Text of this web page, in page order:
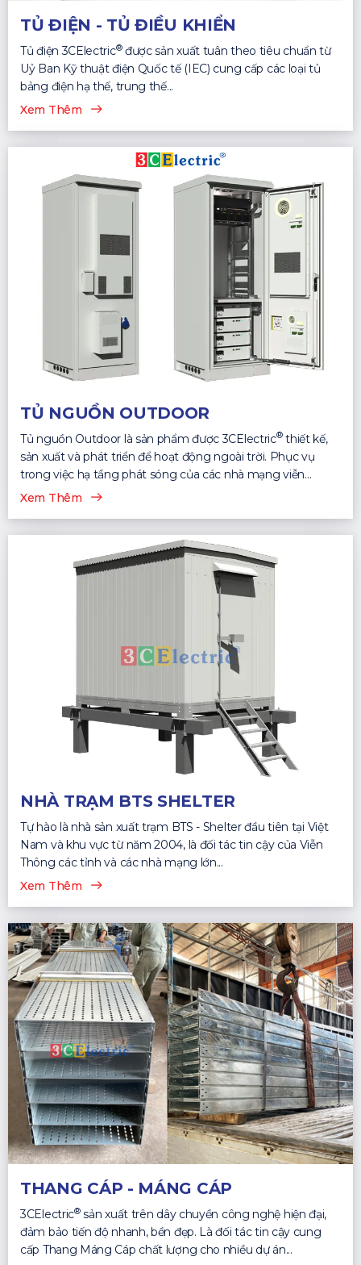
TỦ ĐIỆN - TỦ ĐIỀU KHIỂN
Tủ điện 3CElectric®được sản xuất tuân theo tiêu chuẩn từ
Uỷ Ban Kỹ thuật điện Quốc tế (IEC) cung cấp các loại tủ
bảng điện hạ thế, trung thế...
Xem Thêm
TỦ NGUỒN OUTDOOR
Tủ nguồn Outdoor là sản phẩm được 3CElectric®thiết kế,
sản xuất và phát triển để hoạt động ngoài trời. Phục vụ
trong việc hạ tầng phát sóng của các nhà mạng viễn
thông...
Xem Thêm
NHÀ TRẠM BTS SHELTER
Tự hào là nhà sản xuất trạm BTS - Shelter đầu tiên tại Việt
Nam và khu vực từ năm 2004, là đối tác tin cậy của Viễn
Thông các tỉnh và các nhà mạng lớn...
Xem Thêm
THANG CÁP - MÁNG CÁP
3CElectric®sản xuất trên dây chuyền công nghệ hiện đại,
đảm bảo tiến độ nhanh, bền đẹp. Là đối tác tin cậy cung
cấp Thang Máng Cáp chất lượng cho nhiều dự án...